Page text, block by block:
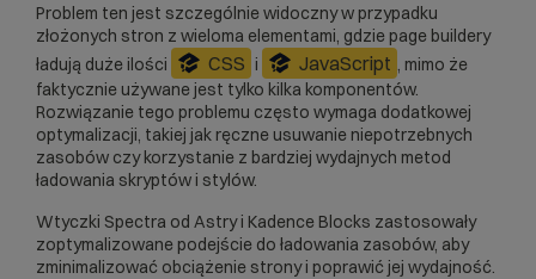
Problem ten jest szczególnie widoczny w przypadku
złożonych stron z wieloma elementami, gdzie page buildery
ładują duże ilości
CSS i JavaScript
, mimo że
faktycznie używane jest tylko kilka komponentów.
Rozwiązanie tego problemu często wymaga dodatkowej
optymalizacji, takiej jak ręczne usuwanie niepotrzebnych
zasobów czy korzystanie z bardziej wydajnych metod
ładowania skryptów i stylów.
Wtyczki Spectra od Astry i Kadence Blocks zastosowały
zoptymalizowane podejście do ładowania zasobów, aby
zminimalizować obciążenie strony i poprawić jej wydajność.